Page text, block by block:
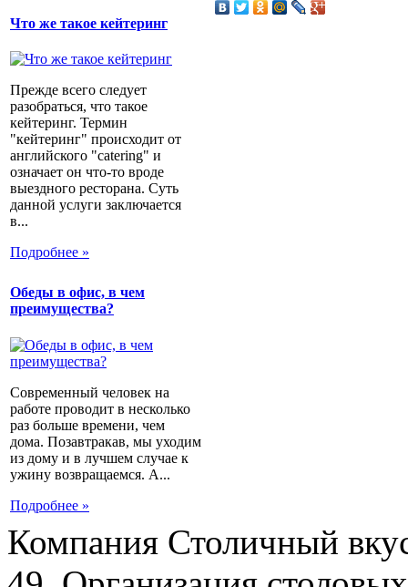
Что же такое кейтеринг
Прежде всего следует
разобраться, что такое
кейтеринг. Термин
"кейтеринг" происходит от
английского "catering" и
означает он что-то вроде
выездного ресторана. Суть
данной услуги заключается
в...
Подробнее »
Обеды в офис, в чем
преимущества?
Современный человек на
работе проводит в несколько
раз больше времени, чем
дома. Позавтракав, мы уходим
из дому и в лучшем случае к
ужину возвращаемся. А...
Подробнее »
Компания Столичный